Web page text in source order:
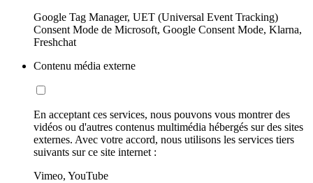
Google Tag Manager, UET (Universal Event Tracking)
Consent Mode de Microsoft, Google Consent Mode, Klarna,
Freshchat
Contenu média externe
En acceptant ces services, nous pouvons vous montrer des
vidéos ou d'autres contenus multimédia hébergés sur des sites
externes. Avec votre accord, nous utilisons les services tiers
suivants sur ce site internet :
Vimeo, YouTube